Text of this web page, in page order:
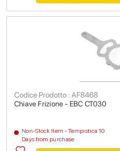
Chiave Frizione - EBC CT030
Codice Prodotto : AF8468
Non-Stock Item - Tempistica 10
Days from purchase